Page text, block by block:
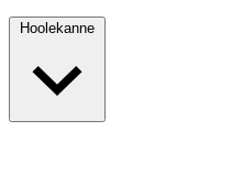
Hoolekanne